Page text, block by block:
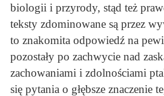
biologii i przyrody, stąd też
teksty zdominowane są przez
to znakomita odpowiedź na
pozostały po zachwycie nad
zachowaniami i zdolnościami
się pytania o głębsze znaczenie